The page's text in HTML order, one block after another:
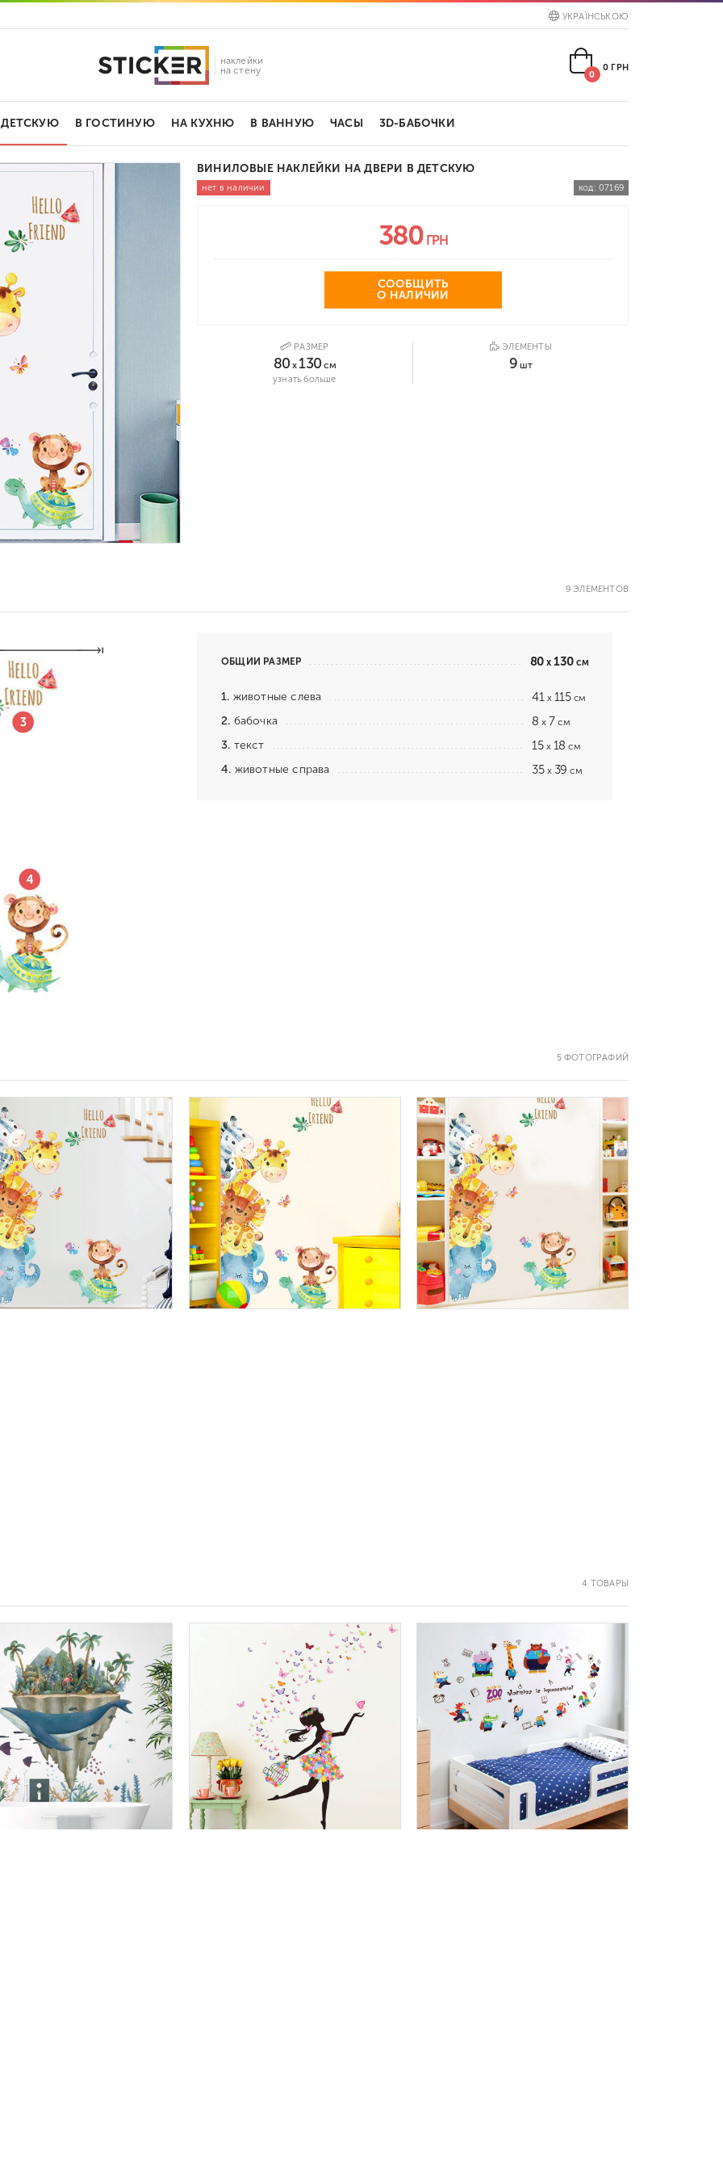
УКРАЇНСЬКОЮ
наклейки
на стену
0
0 ГРН
ДЕТСКУЮ В ГОСТИНУЮ НА КУХНЮ В ВАННУЮ ЧАСЫ 3D-БАБОЧКИ
ВИНИЛОВЫЕ НАКЛЕЙКИ НА ДВЕРИ В ДЕТСКУЮ
нет в наличии код: 07169
380 ГРН
СООБЩИТЬ
О НАЛИЧИИ
РАЗМЕР
80 x 130 см
узнать больше
ЭЛЕМЕНТЫ
9 шт
9 ЭЛЕМЕНТОВ
ОБЩИЙ РАЗМЕР 80 x130 см
1. животные слева 41 x115 см
2. бабочка 8 x7 см
3. текст 15 x18 см
4. животные справа 35 x39 см
5 ФОТОГРАФИЙ
4 ТОВАРЫ